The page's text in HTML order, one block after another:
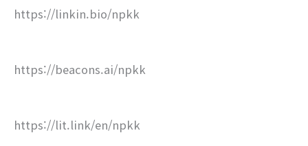
https://linkin.bio/npkk
https://beacons.ai/npkk
https://lit.link/en/npkk